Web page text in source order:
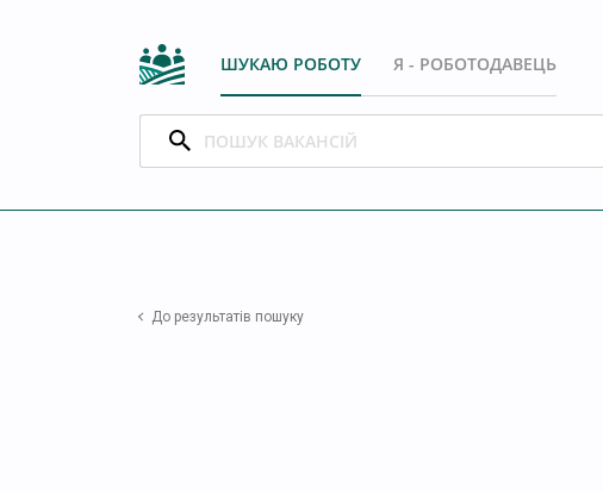
ШУКАЮ РОБОТУ Я - РОБОТОДАВЕЦЬ
До результатів пошуку